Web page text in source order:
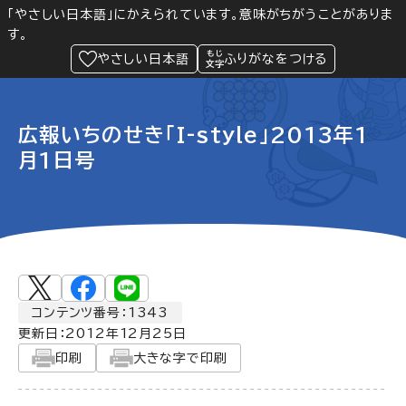
「やさしい日本語」にかえられています。意味がちがうことがありま
す。
やさしい日本語
ふりがなをつける
Language 閲覧支援
緊急情報
広報いちのせき「I-style」2013年1
月1日号
コンテンツ番号：1343
更新日： 2012年12月25日
印刷
大きな字で印刷